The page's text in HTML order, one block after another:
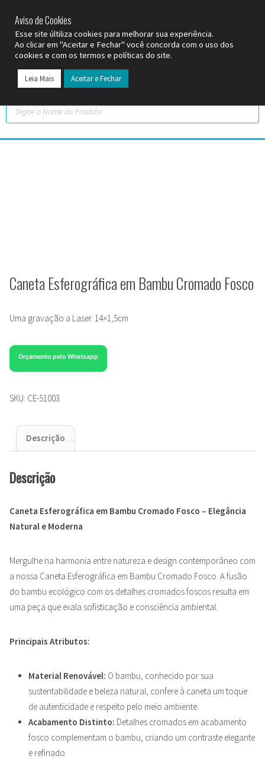
Caneta Esferográfica em Bambu Cromado Fosco
Uma gravação a Laser. 14×1,5cm
Orçamento pelo Whatsapp
SKU: CE-51003
Descrição
Descrição
Caneta Esferográfica em Bambu Cromado Fosco – Elegância
Natural e Moderna
Mergulhe na harmonia entre natureza e design contemporâneo com
a nossa Caneta Esferográfica em Bambu Cromado Fosco. A fusão
do bambu ecológico com os detalhes cromados foscos resulta em
uma peça que exala sofisticação e consciência ambiental.
Principais Atributos:
Material Renovável: O bambu, conhecido por sua
sustentabilidade e beleza natural, confere à caneta um toque
de autenticidade e respeito pelo meio ambiente.
Acabamento Distinto: Detalhes cromados em acabamento
fosco complementam o bambu, criando um contraste elegante
e refinado.
Aviso de Cookies
Esse site últiliza cookies para melhorar sua experiência.
Ao clicar em "Aceitar e Fechar" você concorda com o uso dos
cookies e com os termos e políticas do site.
Leia Mais Aceitar e Fechar